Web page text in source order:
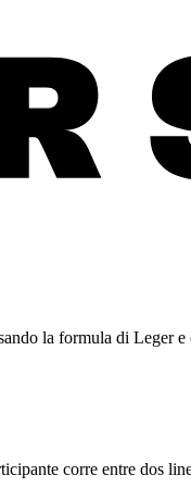
la formula di Leger
corre entre dos